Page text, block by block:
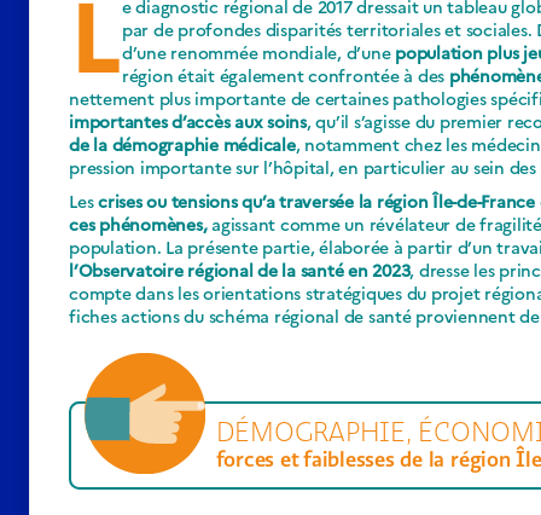
Le diagnostic régional de 2017 dressait un tableau
par de profondes disparités territoriales et sociales.
d’une renommée mondiale, d’une population plus
région était également confrontée à des
nettement plus importante de certaines pathologies
importantes d’accès aux soins, qu’il s’agisse du premier
de la démographie médicale, notamment chez les
pression importante sur l’hôpital, en particulier au sein des
Lescrises ou tensions qu’a traversée la région Île-de-France
ces phénomènes,agissant comme un révélateur de
population. La présente partie, élaborée à partir d’un
l’Observatoire régional de la santé en 2023, dresse les
compte dans les orientations stratégiques du projet
fiches actions du schéma régional de santé proviennent
DÉMOGRAPHIE,
forces et faiblesses de la région